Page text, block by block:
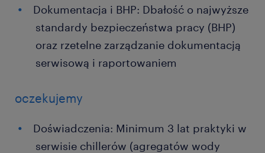
Dokumentacja i BHP: Dbałość o najwyższe
standardy bezpieczeństwa pracy (BHP)
oraz rzetelne zarządzanie dokumentacją
serwisową i raportowaniem
oczekujemy
Doświadczenia: Minimum 3 lat praktyki w
serwisie chillerów (agregatów wody